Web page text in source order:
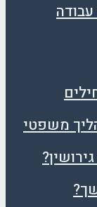
משפטי